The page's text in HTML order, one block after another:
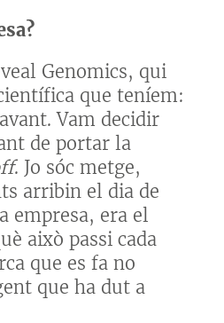
Genomics, qui
que teníem:
Vam decidir
de portar la
. Jo sóc metge,
arribin el dia de
empresa, era el
això passi cada
que es fa no
que ha dut a